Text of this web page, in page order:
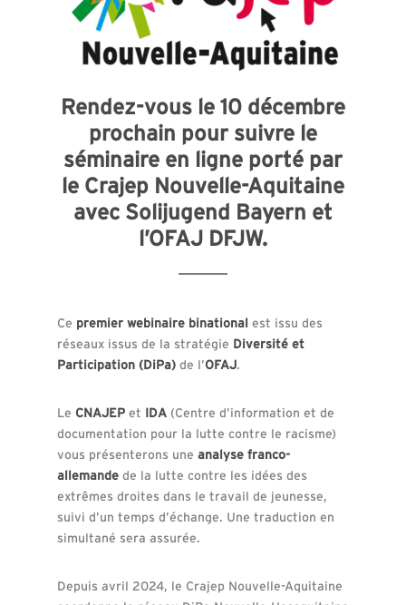
Rendez-vous le 10 décembre
prochain pour suivre le
séminaire en ligne porté par
le Crajep Nouvelle-Aquitaine
avec Solijugend Bayern et
l’OFAJ DFJW.
Ce premier webinaire binational est issu des
réseaux issus de la stratégie Diversité et
Participation (DiPa)de l’OFAJ.
Le CNAJEPet IDA(Centre d’information et de
documentation pour la lutte contre le racisme)
vous présenterons une analyse franco-
allemandede la lutte contre les idées des
extrêmes droites dans le travail de jeunesse,
suivi d’un temps d’échange. Une traduction en
simultané sera assurée.
Depuis avril 2024, le Crajep Nouvelle-Aquitaine